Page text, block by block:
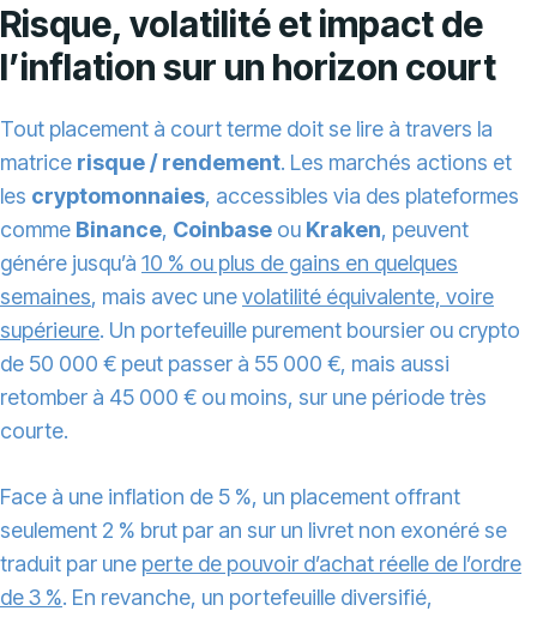
Risque, volatilité et impact de
l’inflation sur un horizon court
Tout placement à court terme doit se lire à travers la
matrice risque / rendement. Les marchés actions et
les cryptomonnaies, accessibles via des plateformes
comme Binance, Coinbase ou Kraken, peuvent
génére jusqu’à 10 % ou plus de gains en quelques
semaines, mais avec unevolatilité équivalente, voire
supérieure. Un portefeuille purement boursier ou crypto
de 50 000 € peut passer à 55 000 €, mais aussi
retomber à 45 000 € ou moins, sur une période très
courte.
Face à une inflation de 5 %, un placement offrant
seulement 2 % brut par an sur un livret non exonéré se
traduit par une perte de pouvoir d’achat réelle de l’ordre
de 3 %. En revanche, un portefeuille diversifié,